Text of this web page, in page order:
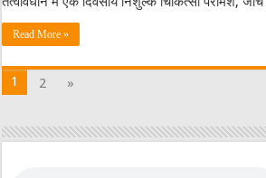
Read More »
1 2 »